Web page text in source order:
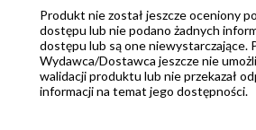
Produkt nie został jeszcze oceniony
dostępu lub nie podano żadnych
dostępu lub są one niewystarczające.
Wydawca/Dostawca jeszcze nie
walidacji produktu lub nie przekazał
informacji na temat jego dostępności.